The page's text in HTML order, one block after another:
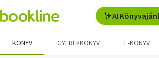
AI
KÖNYV GYEREKKÖNYV E-KÖNYV